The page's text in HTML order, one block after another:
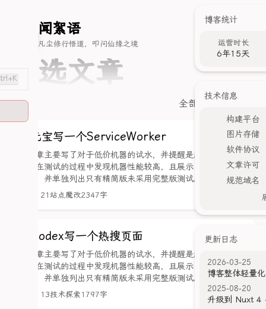
闻絮语
凡尘修行悟道，叩问仙缘之境
精选文章
在友链页面添加滚动头像banner 关于页面(Nuxt)
全部分类 创建日期
用元宝写一个ServiceWorker
该文章主要写了对于低价机器的试水，并提醒是超开类型的机
器。在测试的过程中发现机器性能较高，且展示出机器的具体
价格，并单独列出只有精简版未采用完整版测试。
April 21 站点魔改2347字
用Codex写一个热搜页面
该文章主要写了对于低价机器的试水，并提醒是超开类型的机
器。在测试的过程中发现机器性能较高，且展示出机器的具体
价格，并单独列出只有精简版未采用完整版测试。
April 13技术探索 1797字
博客统计
运营时长
6年15天
技术信息
构建平台
图片存储
软件协议
文章许可
规范域名
更新日志
2026-03-25
博客整体轻量
2025-08-20
升级到 Nuxt 4